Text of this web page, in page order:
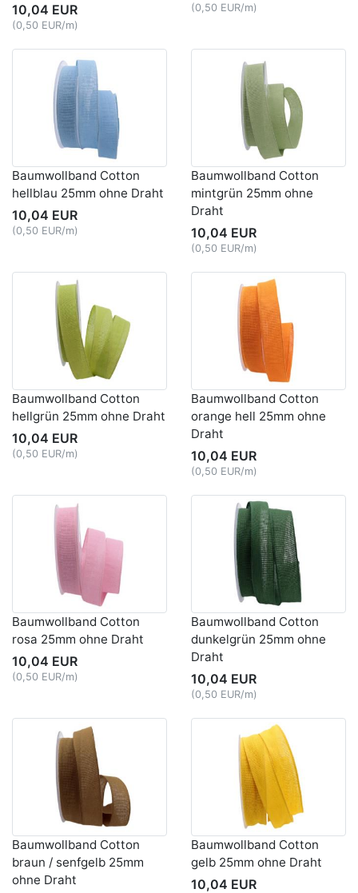
10,04 EUR
(0,50 EUR/m)
(0,50 EUR/m)
Baumwollband Cotton
hellblau 25mm ohne Draht
10,04 EUR
(0,50 EUR/m)
Baumwollband Cotton
mintgrün 25mm ohne
Draht
10,04 EUR
(0,50 EUR/m)
Baumwollband Cotton
hellgrün 25mm ohne Draht
10,04 EUR
(0,50 EUR/m)
Baumwollband Cotton
orange hell 25mm ohne
Draht
10,04 EUR
(0,50 EUR/m)
Baumwollband Cotton
rosa 25mm ohne Draht
10,04 EUR
(0,50 EUR/m)
Baumwollband Cotton
dunkelgrün 25mm ohne
Draht
10,04 EUR
(0,50 EUR/m)
Baumwollband Cotton
braun / senfgelb 25mm
ohne Draht
Baumwollband Cotton
gelb 25mm ohne Draht
10,04 EUR